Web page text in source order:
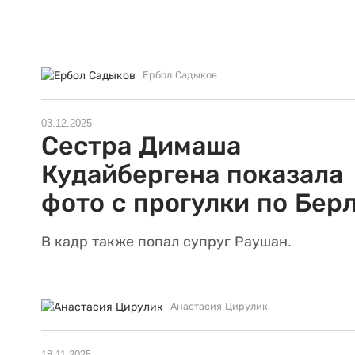
Ербол Садыков
03.12.2025
Сестра Димаша
Кудайбергена показала
фото с прогулки по
В кадр также попал супруг Раушан.
Анастасия Цирулик